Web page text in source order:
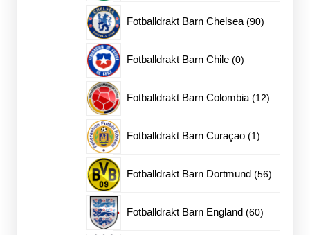
Fotballdrakt Barn Chelsea 9090
Fotballdrakt Barn Chile 00
Fotballdrakt Barn Colombia 1212
Fotballdrakt Barn Curaçao 11
Fotballdrakt Barn Dortmund 5656
Fotballdrakt Barn England 6060